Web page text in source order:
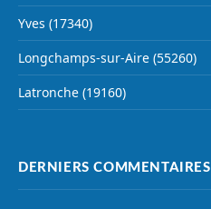
Yves (17340)
Longchamps-sur-Aire (55260)
Latronche (19160)
DERNIERS COMMENTAIRES